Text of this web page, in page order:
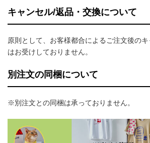
キャンセル/返品・交換について
原則として、お客様都合によるご注文後の
はお受けしておりません。
別注文の同梱について
※別注文との同梱は承っておりません。